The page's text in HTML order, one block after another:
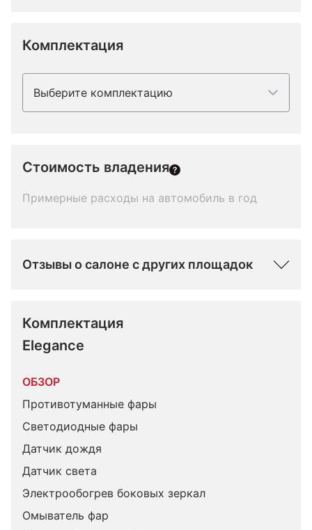
Комплектация
Выберите комплектацию
Стоимость владения
Примерные расходы на автомобиль в год
Отзывы о салоне с других площадок
Комплектация
Elegance
ОБЗОР
Противотуманные фары
Светодиодные фары
Датчик дождя
Датчик света
Электрообогрев боковых зеркал
Омыватель фар